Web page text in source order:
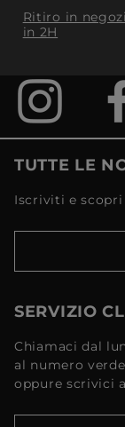
Ritiro in
in 2H
TUTTE LE
Iscriviti e
SERVIZIO
Chiamaci dal
al numero
oppure scrivici